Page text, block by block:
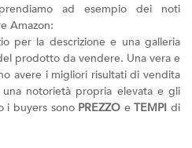
ad esempio dei noti
Amazon:
per la descrizione e una galleria
prodotto da vendere. Una vera e
avere i migliori risultati di vendita
notorietà propria elevata e gli
i buyers sono PREZZO eTEMPI di